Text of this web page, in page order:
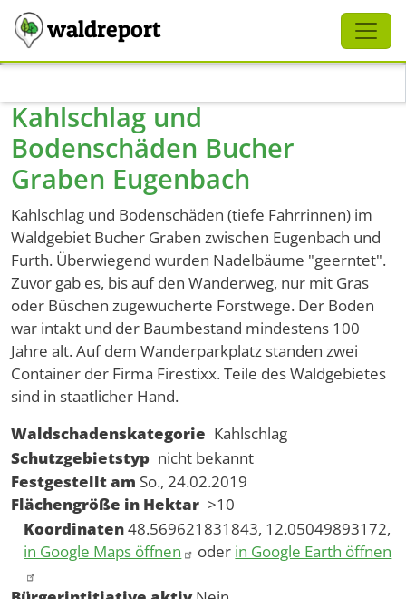
waldreport
Kahlschlag und
Bodenschäden Bucher
Graben Eugenbach
Kahlschlag und Bodenschäden (tiefe Fahrrinnen) im
Waldgebiet Bucher Graben zwischen Eugenbach und
Furth. Überwiegend wurden Nadelbäume "geerntet".
Zuvor gab es, bis auf den Wanderweg, nur mit Gras
oder Büschen zugewucherte Forstwege. Der Boden
war intakt und der Baumbestand mindestens 100
Jahre alt. Auf dem Wanderparkplatz standen zwei
Container der Firma Firestixx. Teile des Waldgebietes
sind in staatlicher Hand.
Waldschadenskategorie Kahlschlag
Schutzgebietstyp nicht bekannt
Festgestellt am So., 24.02.2019
Flächengröße in Hektar >10
Koordinaten48.569621831843, 12.05049893172,
in Google Maps öffnen
oder in Google Earth öffnen
Schliessen